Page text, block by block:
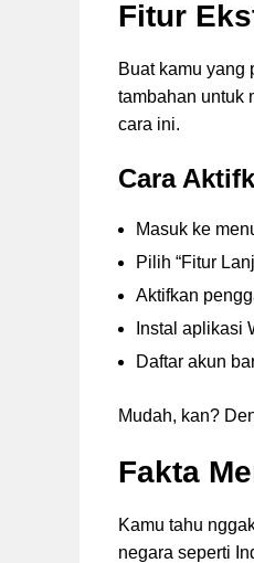
Fitur
Buat kamu yang
tambahan untuk
cara ini.
Cara
Masuk ke
Pilih “Fitur
Aktifkan
Instal aplikasi
Daftar akun
Mudah, kan?
Fakta
Kamu tahu
negara seperti